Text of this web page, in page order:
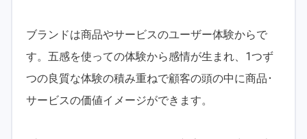
ブランドは商品やサービスのユーザー体験からで
す。五感を使っての体験から感情が生まれ、1つず
つの良質な体験の積み重ねで顧客の頭の中に商品･
サービスの価値イメージができます。